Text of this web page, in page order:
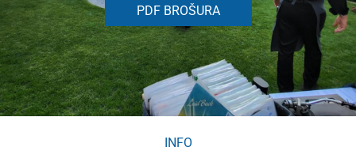
PDF BROŠURA
INFO